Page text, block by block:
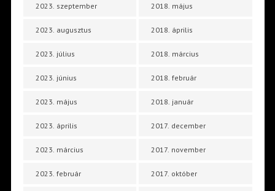
2023. szeptember
2023. augusztus
2023. július
2023. június
2023. május
2023. április
2023. március
2023. február
2018. május
2018. április
2018. március
2018. február
2018. január
2017. december
2017. november
2017. október